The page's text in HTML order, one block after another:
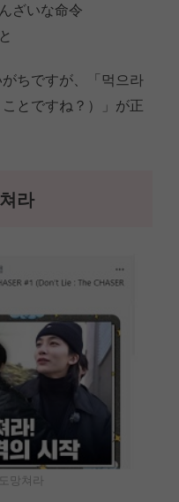
ざいな命令
ちですが、「먹으라
とですね？）」が正
라
망쳐라